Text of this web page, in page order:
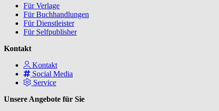
Für Verlage
Für Buchhandlungen
Für Dienstleister
Für Selfpublisher
Kontakt
Kontakt
Social Media
Service
Unsere Angebote für Sie